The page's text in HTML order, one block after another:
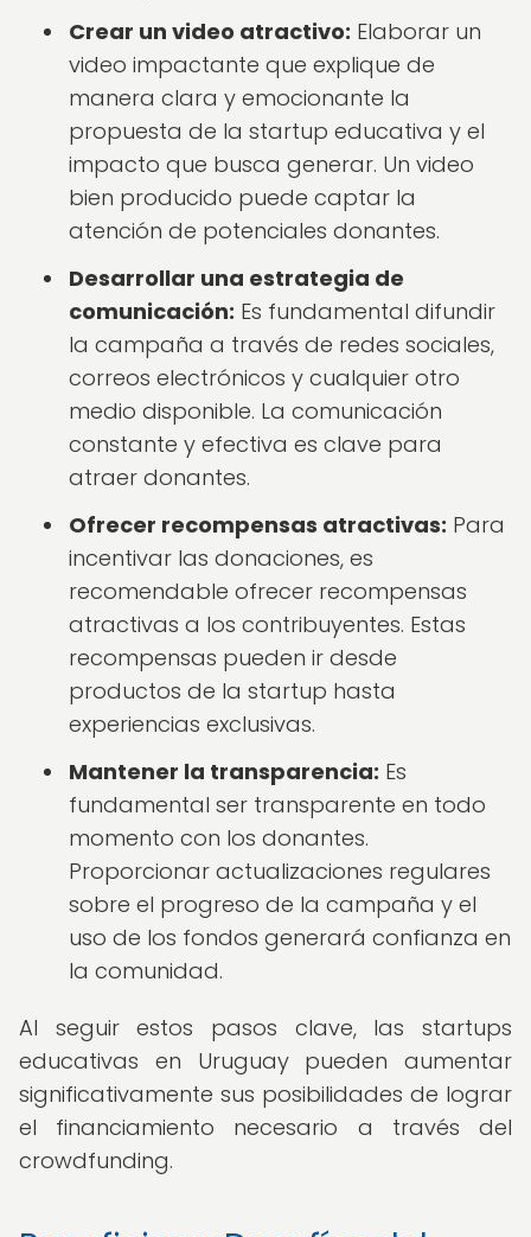
Crear un video atractivo: Elaborar un
video impactante que explique de
manera clara y emocionante la
propuesta de la startup educativa y el
impacto que busca generar. Un video
bien producido puede captar la
atención de potenciales donantes.
Desarrollar una estrategia de
comunicación: Es fundamental difundir
la campaña a través de redes sociales,
correos electrónicos y cualquier otro
medio disponible. La comunicación
constante y efectiva es clave para
atraer donantes.
Ofrecer recompensas atractivas: Para
incentivar las donaciones, es
recomendable ofrecer recompensas
atractivas a los contribuyentes. Estas
recompensas pueden ir desde
productos de la startup hasta
experiencias exclusivas.
Mantener la transparencia: Es
fundamental ser transparente en todo
momento con los donantes.
Proporcionar actualizaciones regulares
sobre el progreso de la campaña y el
uso de los fondos generará confianza en
la comunidad.
Al seguir estos pasos clave, las startups
educativas en Uruguay pueden aumentar
significativamente sus posibilidades de lograr
el financiamiento necesario a través del
crowdfunding.